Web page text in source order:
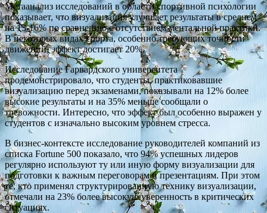
Метаанализ исследований в области спортивной психологии
показывает, что визуализация улучшает результаты в среднем
на 13-16% по сравнению с отсутствием ментальной практики.
В некоторых видах спорта, особенно требующих точности
движений, эффект достигает 20%.
Исследование Гарвардского университета
продемонстрировало, что студенты, практиковавшие
визуализацию перед экзаменами, показывали на 12% более
высокие результаты и на 35% меньше сообщали о
тревожности. Интересно, что эффект был особенно выражен у
студентов с изначально высоким уровнем стресса.
В бизнес-контексте исследование руководителей компаний из
списка Fortune 500 показало, что 94% успешных лидеров
регулярно используют ту или иную форму визуализации для
подготовки к важным переговорам и презентациям. При этом
те, кто применял структурированную технику визуализации,
отмечали на 23% более высокую уверенность в критических
ситуациях.